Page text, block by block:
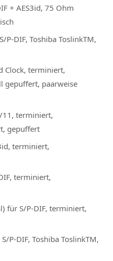
+ AES3id, 75 Ohm
P-DIF, Toshiba ToslinkTM,
Clock, terminiert,
gepuffert, paarweise
11, terminiert,
gepuffert
terminiert,
terminiert,
für S/P-DIF, terminiert,
P-DIF, Toshiba ToslinkTM,